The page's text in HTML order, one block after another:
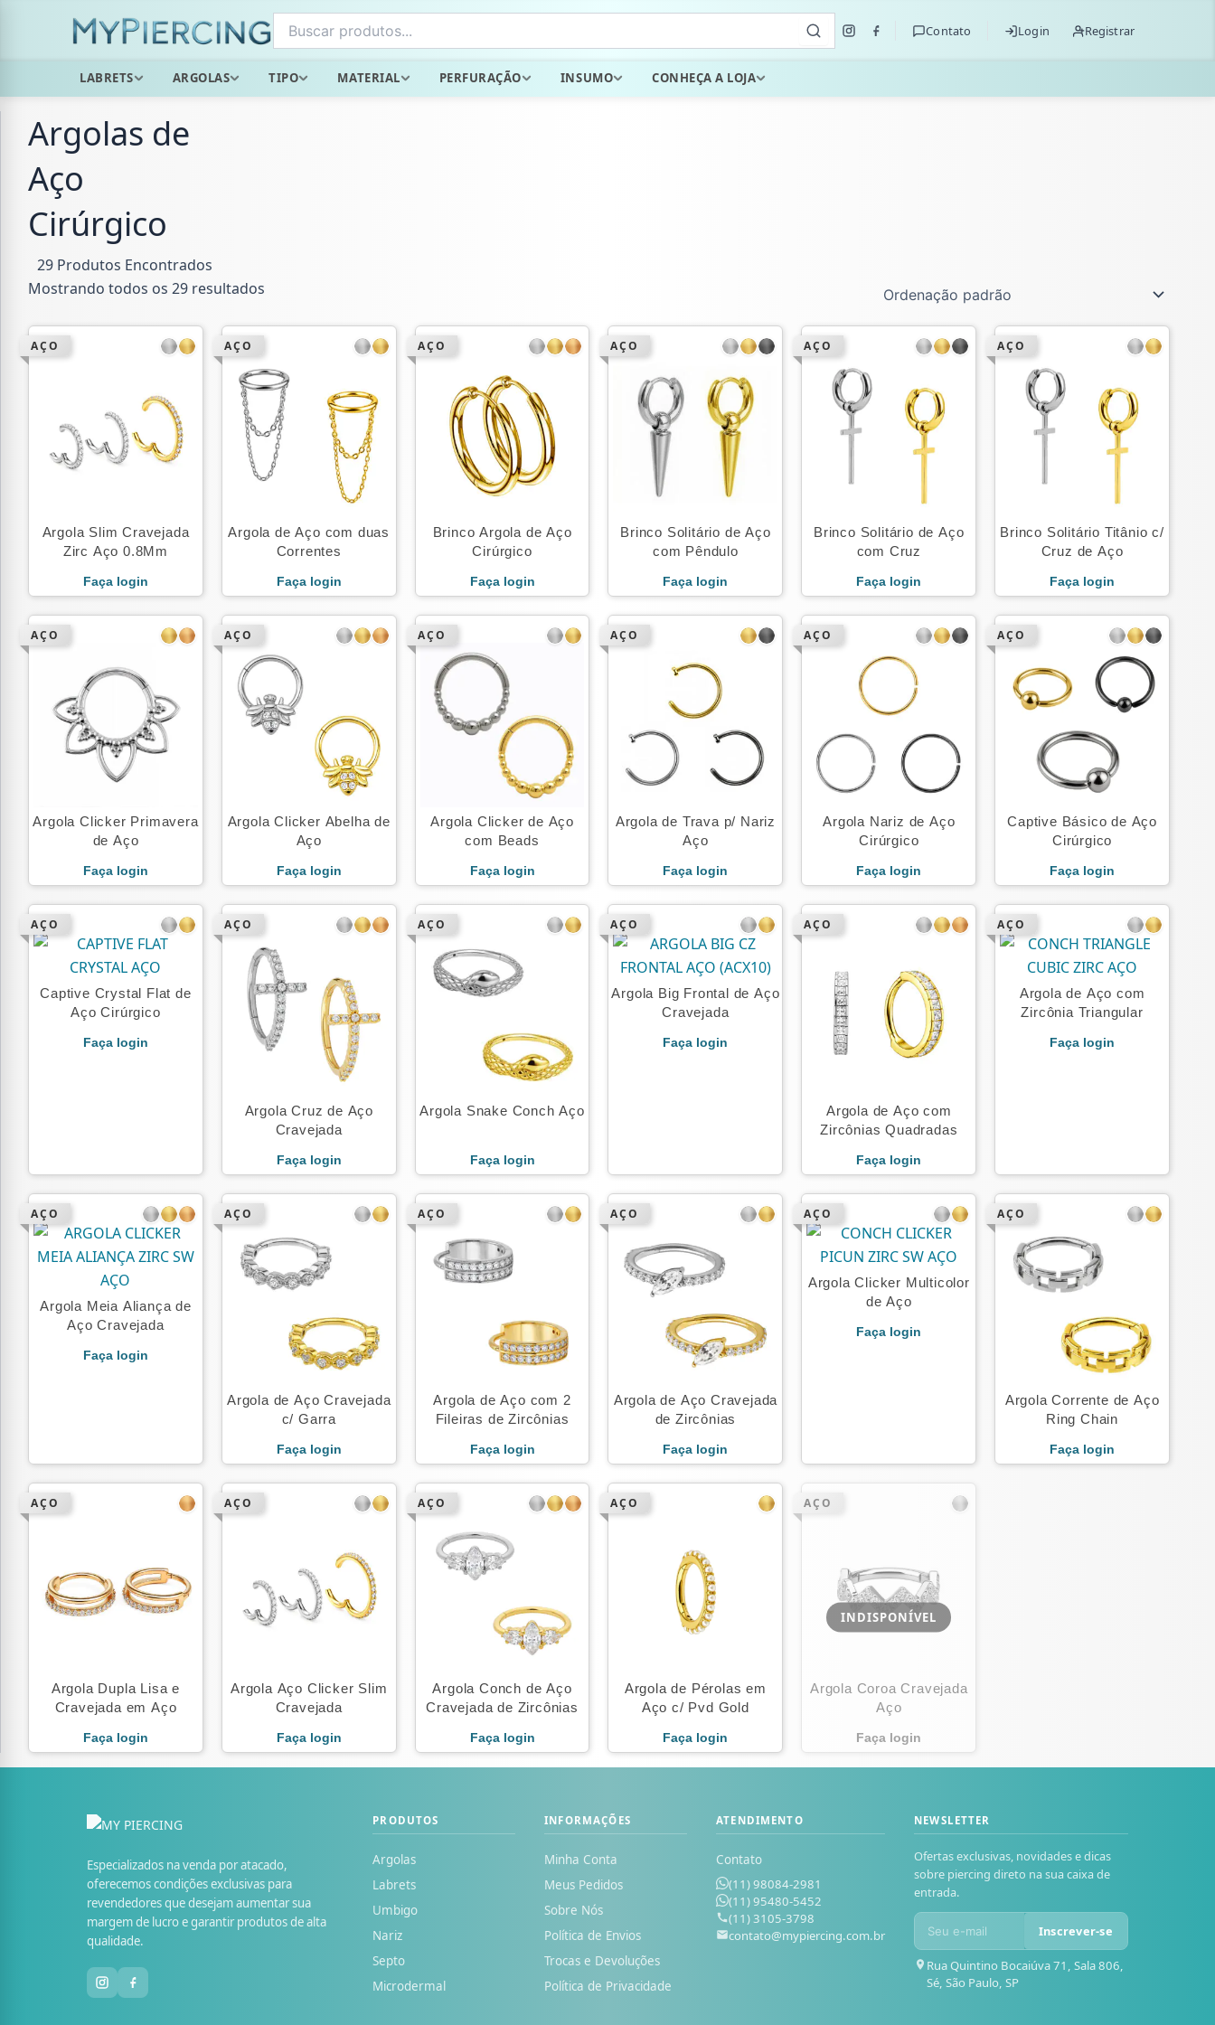
Contato Login Registrar
LABRETS ARGOLAS TIPO MATERIAL PERFURAÇÃO INSUMO CONHEÇA A LOJA
Argolas de
Aço
Cirúrgico
29 Produtos Encontrados
Mostrando todos os 29 resultados
AÇO
Argola Slim Cravejada
Zirc Aço 0.8Mm
Faça login
AÇO
Argola de Aço com duas
Correntes
Faça login
AÇO
Brinco Argola de Aço
Cirúrgico
Faça login
AÇO
Brinco Solitário de Aço
com Pêndulo
Faça login
AÇO
Brinco Solitário de Aço
com Cruz
Faça login
AÇO
Brinco Solitário Titânio c/
Cruz de Aço
Faça login
AÇO
Argola Clicker Primavera
de Aço
Faça login
AÇO
Argola Clicker Abelha de
Aço
Faça login
AÇO
Argola Clicker de Aço
com Beads
Faça login
AÇO
Argola de Trava p/ Nariz
Aço
Faça login
AÇO
Argola Nariz de Aço
Cirúrgico
Faça login
AÇO
Captive Básico de Aço
Cirúrgico
Faça login
AÇO
Captive Crystal Flat de
Aço Cirúrgico
Faça login
AÇO
Argola Cruz de Aço
Cravejada
Faça login
AÇO
Argola Snake Conch Aço
Faça login
AÇO
Argola Big Frontal de Aço
Cravejada
Faça login
AÇO
Argola de Aço com
Zircônias Quadradas
Faça login
AÇO
Argola de Aço com
Zircônia Triangular
Faça login
AÇO
Argola Meia Aliança de
Aço Cravejada
Faça login
AÇO
Argola de Aço Cravejada
c/ Garra
Faça login
AÇO
Argola de Aço com 2
Fileiras de Zircônias
Faça login
AÇO
Argola de Aço Cravejada
de Zircônias
Faça login
AÇO
Argola Clicker Multicolor
de Aço
Faça login
AÇO
Argola Corrente de Aço
Ring Chain
Faça login
AÇO
Argola Dupla Lisa e
Cravejada em Aço
Faça login
AÇO
Argola Aço Clicker Slim
Cravejada
Faça login
AÇO
Argola Conch de Aço
Cravejada de Zircônias
Faça login
AÇO
Argola de Pérolas em
Aço c/ Pvd Gold
Faça login
INDISPONÍVEL
AÇO
Argola Coroa Cravejada
Aço
Faça login
Especializados na venda por atacado,
oferecemos condições exclusivas para
revendedores que desejam aumentar sua
margem de lucro e garantir produtos de alta
qualidade.
PRODUTOS
Argolas
Labrets
Umbigo
Nariz
Septo
Microdermal
INFORMAÇÕES
Minha Conta
Meus Pedidos
Sobre Nós
Política de Envios
Trocas e Devoluções
Política de Privacidade
ATENDIMENTO
Contato
(11) 98084-2981
(11) 95480-5452
(11) 3105-3798
contato@mypiercing.com.br
NEWSLETTER
Ofertas exclusivas, novidades e dicas
sobre piercing direto na sua caixa de
entrada.
Inscrever-se
Rua Quintino Bocaiúva 71, Sala 806,
Sé, São Paulo, SP